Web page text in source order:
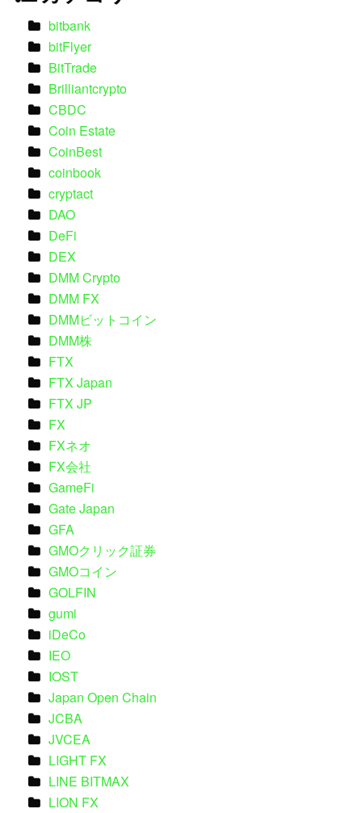
bitbank
bitFlyer
BitTrade
Brilliantcrypto
CBDC
Coin Estate
CoinBest
coinbook
cryptact
DAO
DeFi
DEX
DMM Crypto
DMM FX
DMMビットコイン
DMM株
FTX
FTX Japan
FTX JP
FX
FXネオ
FX会社
GameFi
Gate Japan
GFA
GMOクリック証券
GMOコイン
GOLFIN
gumi
iDeCo
IEO
IOST
Japan Open Chain
JCBA
JVCEA
LIGHT FX
LINE BITMAX
LION FX